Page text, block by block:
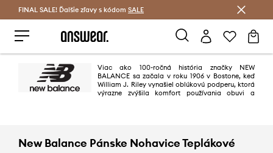
Šetrite s Answear Club >
FINAL SALE! Ďalšie zľavy s kódom SALE
Viac ako 100-ročná história značky NEW
BALANCE sa začala v roku 1906 v Bostone, keď
William J. Riley vynašiel oblúkovú podperu, ktorá
výrazne zvýšila komfort používania obuvi a
New Balance Pánske Nohavice Teplákové